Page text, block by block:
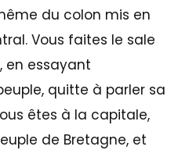
du colon mis en
Vous faites le sale
en essayant
quitte à parler sa
êtes à la capitale,
de Bretagne, et